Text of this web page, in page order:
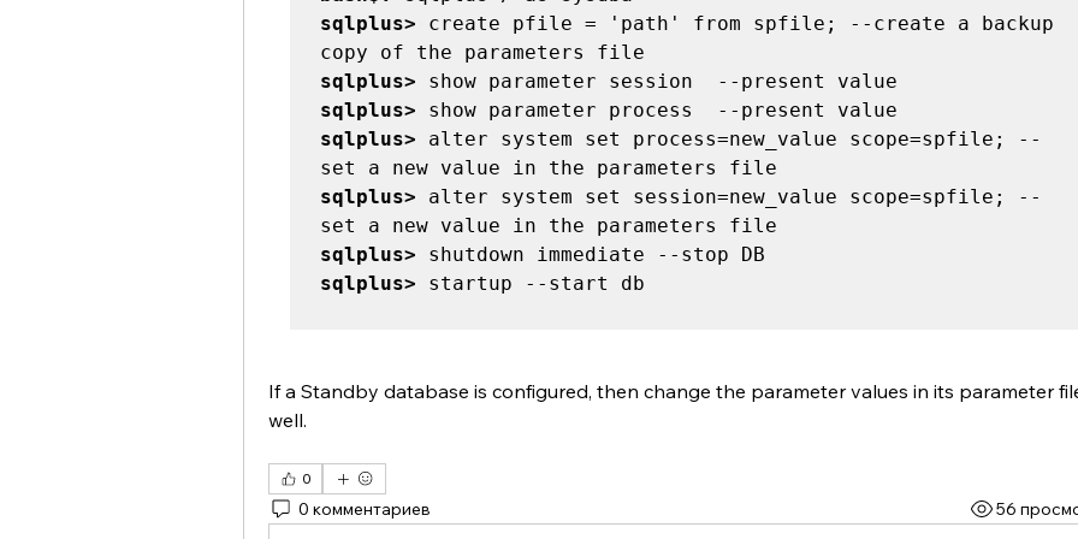
sqlplus> create pfile = 'path' from spfile; --create a backup
sqlplus>
sqlplus>
sqlplus> alter system set process=new_value scope=spfile; --
sqlplus> alter system set session=new_value scope=spfile; --
sqlplus>
sqlplus> startup --start db
If a Standby database is configured, then change the parameter values in its parameter
well.
0
0 комментариев 56